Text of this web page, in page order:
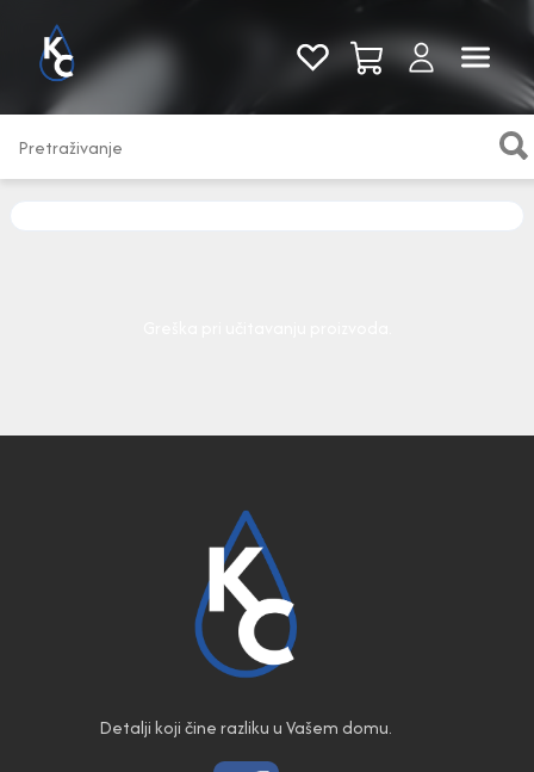
Pogledaj sve
Detalji koji čine razliku u Vašem domu.